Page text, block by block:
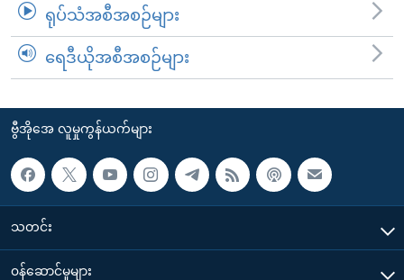
ရုပ်သံအစီအစဉ်များ
ရေဒီယိုအစီအစဉ်များ
ဗွီအိုအေ လူမှုကွန်ယက်များ
သတင်း
၀န်ဆောင်မှုများ